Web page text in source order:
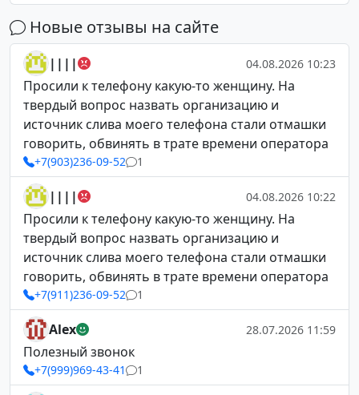
Новые отзывы на сайте
|||| 04.08.2026 10:23
Просили к телефону какую-то женщину. На
твердый вопрос назвать организацию и
источник слива моего телефона стали отмашки
говорить, обвинять в трате времени оператора
+7(903)236-09-52 1
|||| 04.08.2026 10:22
Просили к телефону какую-то женщину. На
твердый вопрос назвать организацию и
источник слива моего телефона стали отмашки
говорить, обвинять в трате времени оператора
+7(911)236-09-52 1
Alex 28.07.2026 11:59
Полезный звонок
+7(999)969-43-41 1